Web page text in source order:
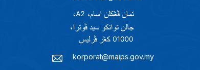
korporat@maips.gov.my